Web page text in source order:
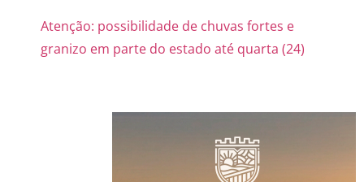
Atenção: possibilidade de chuvas fortes e
granizo em parte do estado até quarta (24)